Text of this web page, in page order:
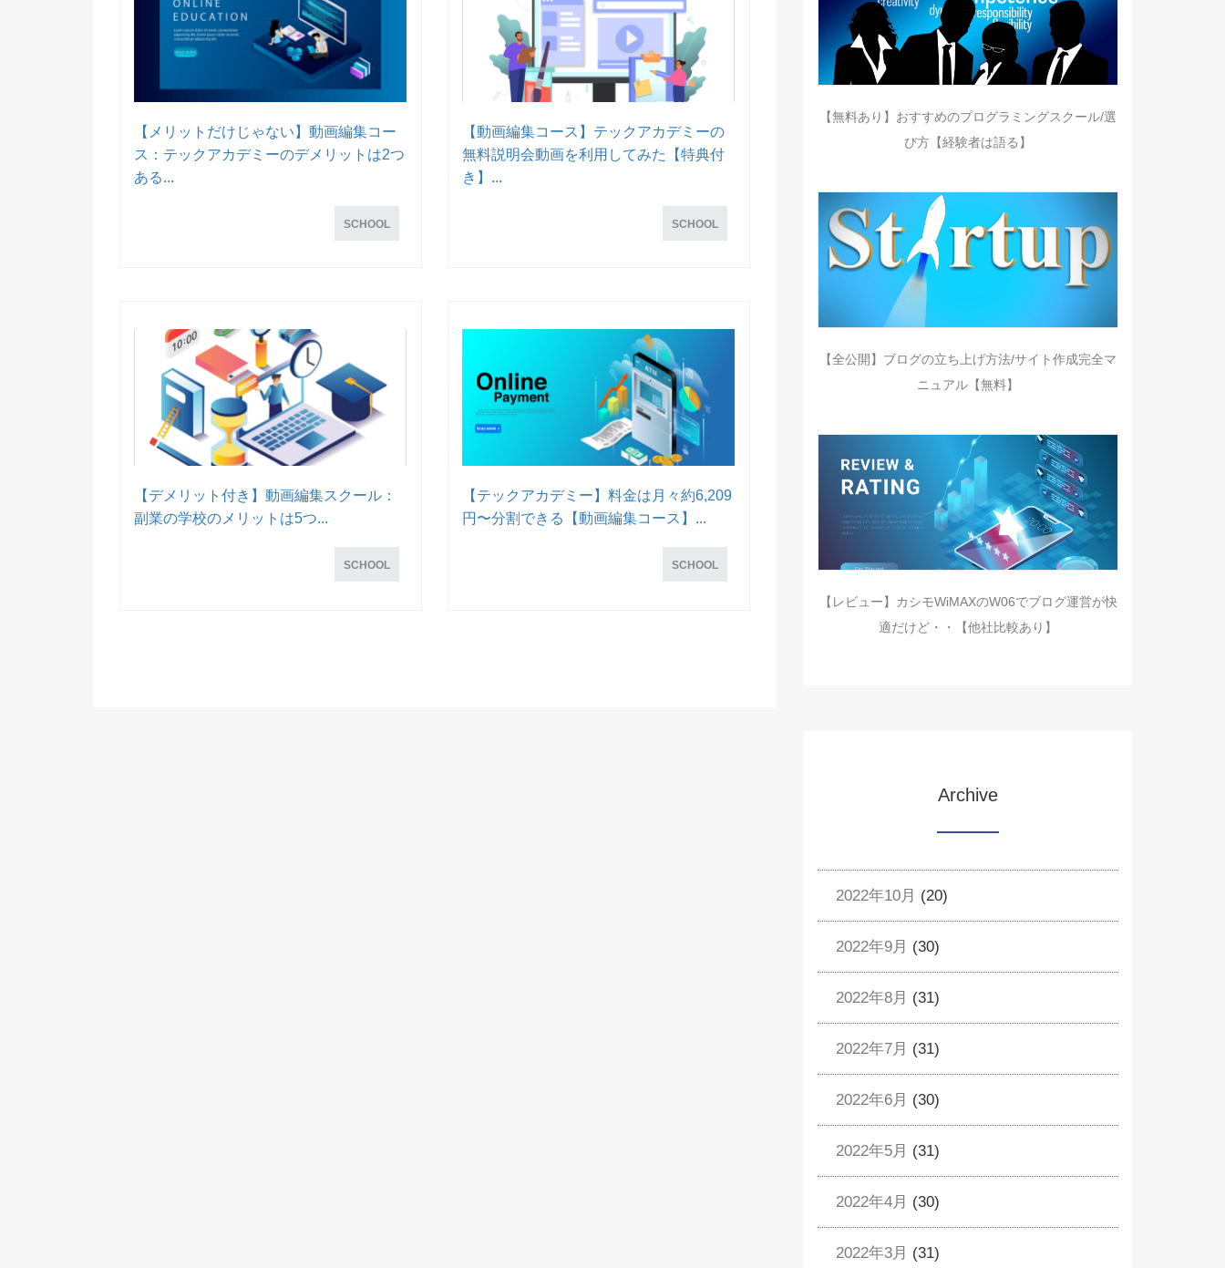
【メリットだけじゃない】動画編集コー
ス：テックアカデミーのデメリットは2つ
ある...
SCHOOL
【動画編集コース】テックアカデミーの
無料説明会動画を利用してみた【特典付
き】...
SCHOOL
【デメリット付き】動画編集スクール：
副業の学校のメリットは5つ...
SCHOOL
【テックアカデミー】料金は月々約6,209
円〜分割できる【動画編集コース】...
SCHOOL
【無料あり】おすすめのプログラミングスクール/選
び方【経験者は語る】
【全公開】ブログの立ち上げ方法/サイト作成完全マ
ニュアル【無料】
【レビュー】カシモWiMAXのW06でブログ運営が快
適だけど・・【他社比較あり】
Archive
2022年10月 (20)
2022年9月 (30)
2022年8月 (31)
2022年7月 (31)
2022年6月 (30)
2022年5月 (31)
2022年4月 (30)
2022年3月 (31)